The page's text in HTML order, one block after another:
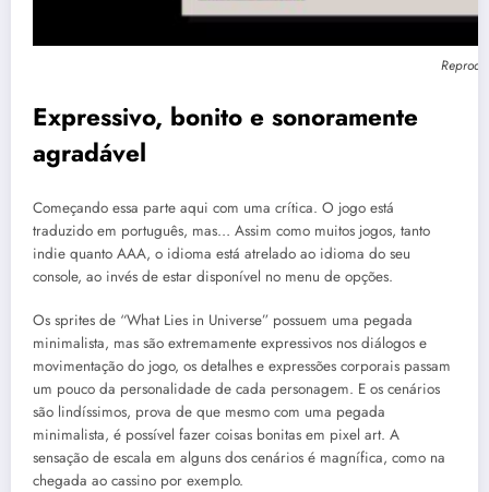
Expressivo, bonito e sonoramente
agradável
Começando essa parte aqui com uma crítica. O jogo está
traduzido em português, mas… Assim como muitos jogos, tanto
indie quanto AAA, o idioma está atrelado ao idioma do seu
console, ao invés de estar disponível no menu de opções.
Os sprites de “What Lies in Universe” possuem uma pegada
minimalista, mas são extremamente expressivos nos diálogos e
movimentação do jogo, os detalhes e expressões corporais passam
um pouco da personalidade de cada personagem. E os cenários
são lindíssimos, prova de que mesmo com uma pegada
minimalista, é possível fazer coisas bonitas em pixel art. A
sensação de escala em alguns dos cenários é magnífica, como na
chegada ao cassino por exemplo.